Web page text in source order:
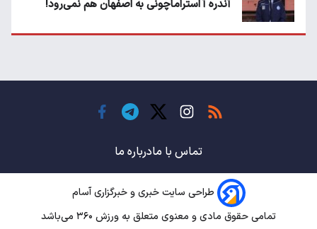
آندره آ استراماچونی به اصفهان هم نمی‌رود!
حسن روی هوا!
باشگاه های جهان
سروش رفیعی مقابل الریان فیکس است؟
تماس با مادرباره ما
طراحی سایت خبری و خبرگزاری آسام
تمامی حقوق مادی و معنوی متعلق به ورزش ۳۶۰ می‌باشد